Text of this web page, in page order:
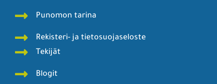
Punomon tarina
Rekisteri- ja tietosuojaseloste
Tekijät
Blogit